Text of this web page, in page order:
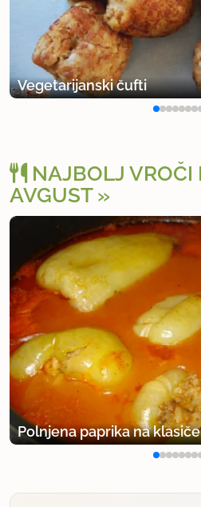
Vegetarijanski čufti
NAJBOLJ VROČI
AVGUST
Polnjena paprika na